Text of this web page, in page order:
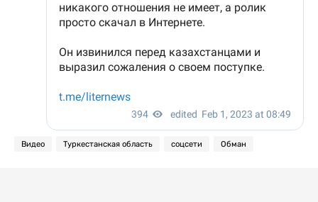
Видео Туркестанская область соцсети Обман